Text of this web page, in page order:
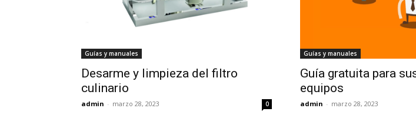
Guías y manuales
Desarme y limpieza del filtro
culinario
admin - marzo 28, 2023 0
Guías y manuales
Guía gratuita para
equipos
admin - marzo 28, 2023